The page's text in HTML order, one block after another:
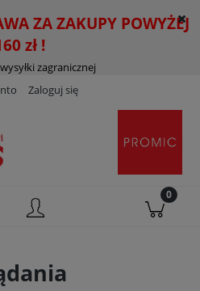
ZA ZAKUPY POWYŻEJ
zł !
zagranicznej
Zaloguj się